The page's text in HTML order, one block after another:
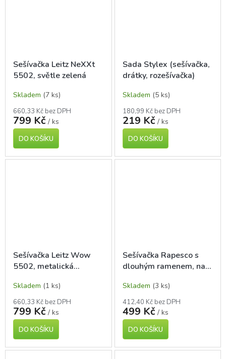
Sešívačka Leitz NeXXt
5502, světle zelená
Skladem (7 ks)
660,33 Kč bez DPH
799 Kč / ks
DO KOŠÍKU
Sada Stylex (sešívačka,
drátky, rozešívačka)
Skladem (5 ks)
180,99 Kč bez DPH
219 Kč / ks
DO KOŠÍKU
Sešívačka Leitz Wow
5502, metalická
Skladem (1 ks)
660,33 Kč bez DPH
799 Kč / ks
DO KOŠÍKU
Sešívačka Rapesco s
dlouhým ramenem, na
Skladem (3 ks)
412,40 Kč bez DPH
499 Kč / ks
DO KOŠÍKU